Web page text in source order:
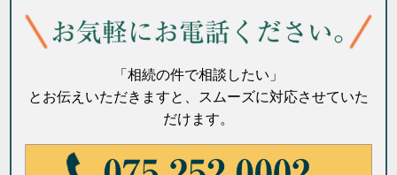
「相続の件で相談したい」
とお伝えいただきますと、スムーズに対応させていた
だけます。